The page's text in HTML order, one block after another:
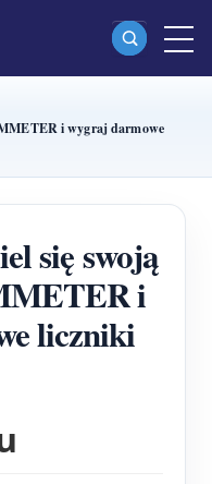
Wi-Fi split-phase
Fi (WEM3080T)
Wi-Fi (WEM3046T)
i wygraj darmowe
się swoją
i
liczniki